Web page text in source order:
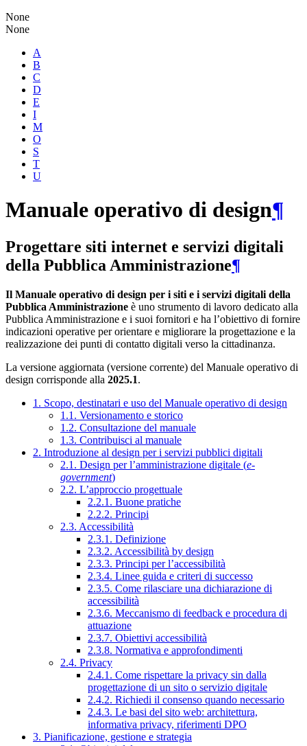
None
None
A
B
C
D
E
I
M
O
S
T
U
Manuale operativo di design¶
Progettare siti internet e servizi digitali
della Pubblica Amministrazione¶
Il Manuale operativo di design per i siti e i servizi digitali della
Pubblica Amministrazione è uno strumento di lavoro dedicato alla
Pubblica Amministrazione e i suoi fornitori e ha l’obiettivo di fornire
indicazioni operative per orientare e migliorare la progettazione e la
realizzazione dei punti di contatto digitali verso la cittadinanza.
La versione aggiornata (versione corrente) del Manuale operativo di
design corrisponde alla 2025.1.
1. Scopo, destinatari e uso del Manuale operativo di design
1.1. Versionamento e storico
1.2. Consultazione del manuale
1.3. Contribuisci al manuale
2. Introduzione al design per i servizi pubblici digitali
2.1. Design per l’amministrazione digitale (e-
government)
2.2. L’approccio progettuale
2.2.1. Buone pratiche
2.2.2. Principi
2.3. Accessibilità
2.3.1. Definizione
2.3.2. Accessibilità by design
2.3.3. Principi per l’accessibilità
2.3.4. Linee guida e criteri di successo
2.3.5. Come rilasciare una dichiarazione di
accessibilità
2.3.6. Meccanismo di feedback e procedura di
attuazione
2.3.7. Obiettivi accessibilità
2.3.8. Normativa e approfondimenti
2.4. Privacy
2.4.1. Come rispettare la privacy sin dalla
progettazione di un sito o servizio digitale
2.4.2. Richiedi il consenso quando necessario
2.4.3. Le basi del sito web: architettura,
informativa privacy, riferimenti DPO
3. Pianificazione, gestione e strategia